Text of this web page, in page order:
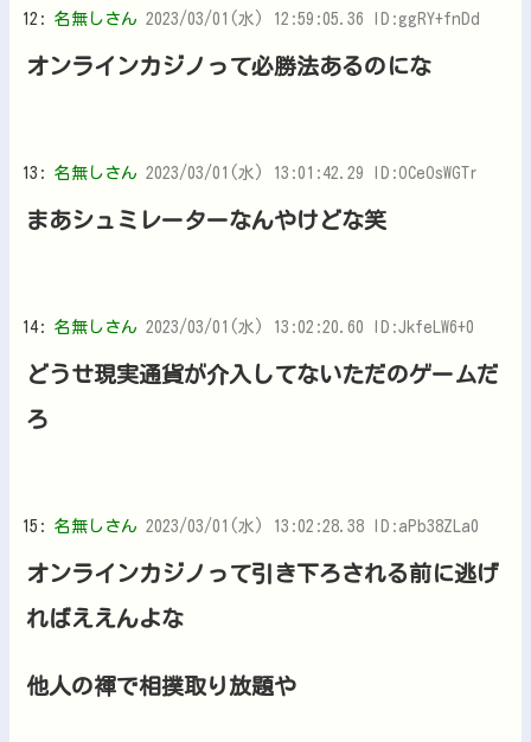
12: 名無しさん 2023/03/01(水) 12:59:05.36 ID:ggRY+fnDd
オンラインカジノって必勝法あるのにな
13: 名無しさん 2023/03/01(水) 13:01:42.29 ID:OCeOsWGTr
まあシュミレーターなんやけどな笑
14: 名無しさん 2023/03/01(水) 13:02:20.60 ID:JkfeLW6+0
どうせ現実通貨が介入してないただのゲームだ
ろ
15: 名無しさん 2023/03/01(水) 13:02:28.38 ID:aPb38ZLa0
オンラインカジノって引き下ろされる前に逃げ
ればええんよな
他人の褌で相撲取り放題や